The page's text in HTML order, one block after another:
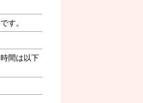
す。
間は以下